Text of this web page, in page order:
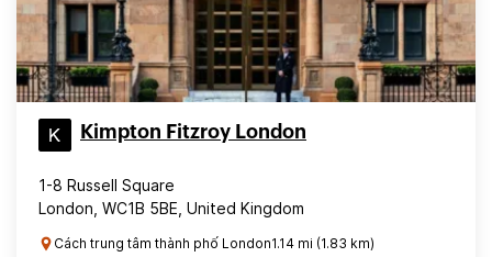
Kimpton Fitzroy London
1-8 Russell Square
London, WC1B 5BE, United Kingdom
Cách trung tâm thành phố London1.14 mi (1.83 km)